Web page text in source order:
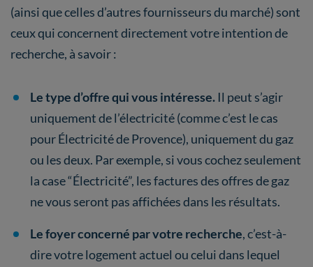
(ainsi que celles d’autres fournisseurs du marché) sont
ceux qui concernent directement votre intention de
recherche, à savoir :
Le type d’offre qui vous intéresse. Il peut s’agir
uniquement de l’électricité (comme c’est le cas
pour Électricité de Provence), uniquement du gaz
ou les deux. Par exemple, si vous cochez seulement
la case “Électricité”, les factures des offres de gaz
ne vous seront pas affichées dans les résultats.
Le foyer concerné par votre recherche, c’est-à-
dire votre logement actuel ou celui dans lequel